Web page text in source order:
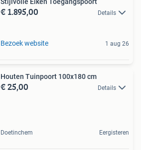
€ 1.895,00 Details
Bezoek website 1 aug 26
Houten Tuinpoort 100x180 cm
€ 25,00 Details
Doetinchem Eergisteren